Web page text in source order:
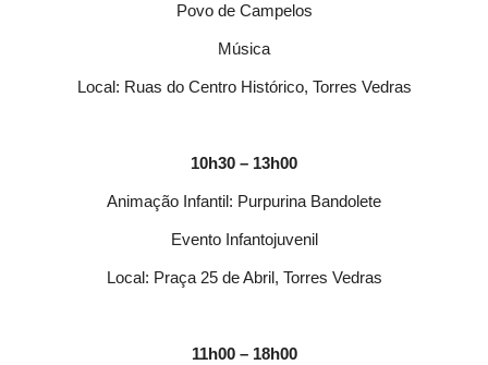
Povo de Campelos
Música
Local: Ruas do Centro Histórico, Torres Vedras
10h30 – 13h00
Animação Infantil: Purpurina Bandolete
Evento Infantojuvenil
Local: Praça 25 de Abril, Torres Vedras
11h00 – 18h00